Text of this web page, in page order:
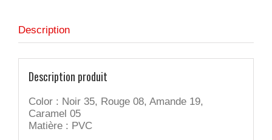
Description
Description produit
Color : Noir 35, Rouge 08, Amande 19,
Caramel 05
Matière : PVC